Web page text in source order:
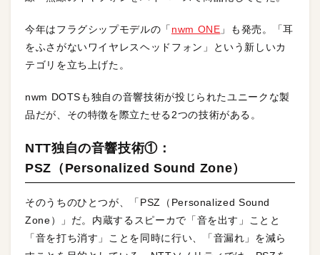
今年はフラグシップモデルの「 nwm ONE 」も発売。「耳
をふさがないワイヤレスヘッドフォン」という新しいカ
テゴリを立ち上げた。
nwm DOTSも独自の音響技術が投じられたユニークな製
品だが、その特徴を際立たせる2つの技術がある。
NTT独自の音響技術①：
PSZ（Personalized Sound Zone）
そのうちのひとつが、「PSZ（Personalized Sound
Zone）」だ。内蔵するスピーカで「音を出す」ことと
「音を打ち消す」ことを同時に行い、「音漏れ」を減ら